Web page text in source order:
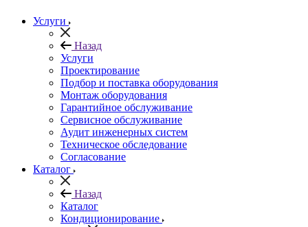
Услуги
Назад
Услуги
Проектирование
Подбор и поставка оборудования
Монтаж оборудования
Гарантийное обслуживание
Сервисное обслуживание
Аудит инженерных систем
Техническое обследование
Согласование
Каталог
Назад
Каталог
Кондиционирование